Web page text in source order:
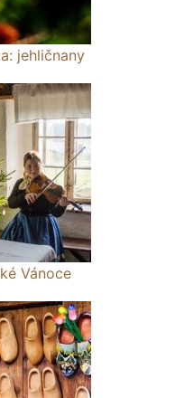
jehličnany
Vánoce